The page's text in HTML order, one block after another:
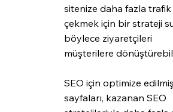
sitenize daha fazla trafik
çekmek için bir strateji
böylece ziyaretçileri
müşterilere
SEO için optimize
sayfaları, kazanan SEO